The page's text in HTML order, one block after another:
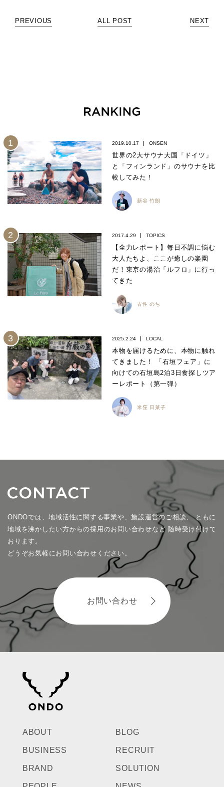
PREVIOUS ALL POST NEXT
2019.10.17 ONSEN
世界の2大サウナ大国「ドイツ」
と「フィンランド」のサウナを比
較してみた！
新谷 竹朗
2017.4.29 TOPICS
【全力レポート】毎日不調に悩む
大人たちよ、ここが癒しの楽園
だ！東京の湯治「ルフロ」に行っ
てきた
古性 のち
2025.2.24 LOCAL
本物を届けるために、本物に触れ
てきました！ 「石垣フェア」に
向けての石垣島2泊3日食探しツア
ーレポート（第一弾）
米窪 日菜子
ONDOでは、地域活性に関する事業や、施設運営のご相談、ともに
地域を沸かしたい方からの採用のお問い合わせなど 随時受け付けて
おります。
どうぞお気軽にお問い合わせください。
お問い合わせ
ABOUT
BUSINESS
BRAND
BLOG
RECRUIT
SOLUTION